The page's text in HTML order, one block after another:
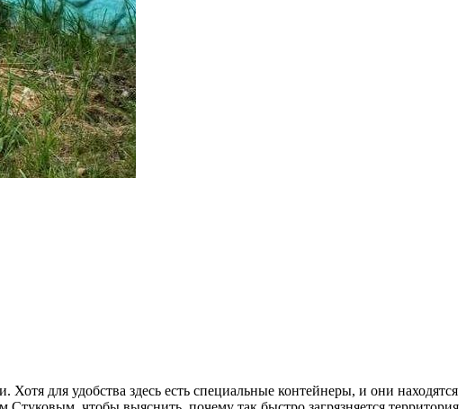
для удобства здесь есть специальные контейнеры, и они находятся